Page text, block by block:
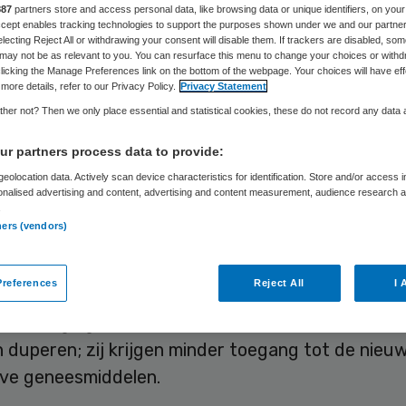
Skipr Redactie 26 juli 2010,14:35 52 keer gelezen
vereniging innovatieve geneesmiddelen
de plannen van VWS om dure extramurale
besparen. Nefarma stelt dat de beoogde
sneller te realiseren is door over te
duperen; zij krijgen minder toegang tot de
geneesmiddelen.
partners store and access personal data, like browsing data or unique identifiers, on your
enables tracking technologies to support the purposes shown under we and our
Reject All or withdrawing your consent will disable them. If trackers are disabled,
not be as relevant to you. You can resurface this menu to change your choices or
the Manage Preferences link on the bottom of the webpage. Your choices will have
details, refer to our Privacy Policy. Privacy Statement
not? Then we only place essential and statistical cookies, these do not record any data
partners process data to provide:
data. Actively scan device characteristics for identification. Store and/or access
advertising and content, advertising and content measurement, audience research
(vendors)
Reject All I